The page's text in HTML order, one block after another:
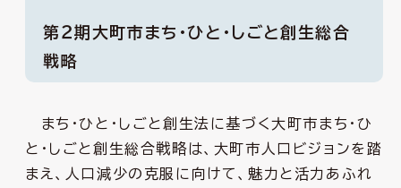
第２期大町市まち・ひと・しごと創生総合
戦略
まち・ひと・しごと創生法に基づく大町市まち・ひ
と・しごと創生総合戦略は、大町市人口ビジョンを踏
まえ、人口減少の克服に向けて、魅力と活力あふれ